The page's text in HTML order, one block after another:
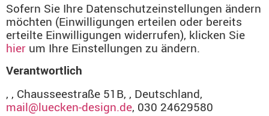
Sofern Sie Ihre Datenschutzeinstellungen ändern
möchten (Einwilligungen erteilen oder bereits
erteilte Einwilligungen widerrufen), klicken Sie
hier um Ihre Einstellungen zu ändern.
Verantwortlich
, , Chausseestraße 51B, , Deutschland,
mail@luecken-design.de, 030 24629580